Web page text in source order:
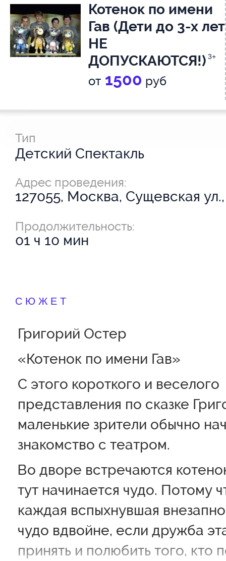
Котенок по имени
Гав (Дети до 3-х лет
НЕ
ДОПУСКАЮТСЯ!) 3+
от 1500 руб
Тип
Детский Спектакль
Адрес проведения:
127055, Москва, Сущевская
Продолжительность:
01 ч 10 мин
СЮЖЕТ
Григорий Остер
«Котенок по имени Гав»
С этого короткого и веселого
представления по сказке
маленькие зрители обычно
знакомство с театром.
Во дворе встречаются
тут начинается чудо. Потому
каждая вспыхнувшая
чудо вдвойне, если дружба
принять и полюбить того, кто